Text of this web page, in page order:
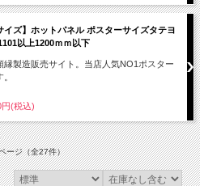
イズ】ホットパネル ポスターサイズタテヨ
以上1200ｍｍ以下
縁製造販売サイト。当店人気NO1ポスター
(税込)
ージ（全27件）